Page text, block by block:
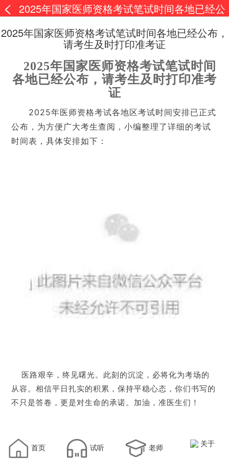
2025年国家医师资格考试笔试时间各地已经公
布，请考生及时打印准考证
2025年国家医师资格考试笔试时间各地已经公布，
请考生及时打印准考证
2025年国家医师资格考试笔试时间
各地已经公布，请考生及时打印准考
证
2025年医师资格考试各地区考试时间安排已正式
公布，为方便广大考生查阅，小编整理了详细的考试
时间表，具体安排如下：
医路艰辛，终见曙光。此刻的沉淀，必将化为考场的
从容。相信平日扎实的积累，保持平稳心态，你们书写的
不只是答卷，更是对生命的承诺。加油，准医生们！
首页 试听 老师 关于